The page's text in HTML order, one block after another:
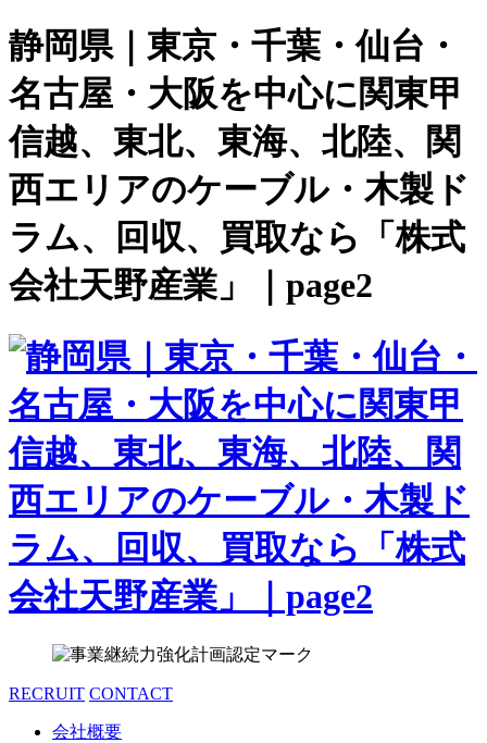
静岡県｜東京・千葉・仙台・
名古屋・大阪を中心に関東甲
信越、東北、東海、北陸、関
西エリアのケーブル・木製ド
ラム、回収、買取なら「株式
会社天野産業」｜page2
RECRUIT CONTACT
会社概要